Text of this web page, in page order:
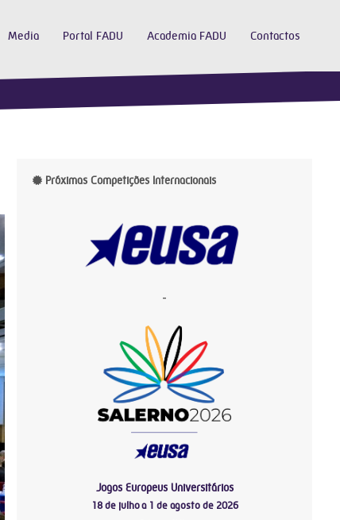
Media Portal FADU Academia FADU Contactos
Próximas Competições Internacionais
-
Jogos Europeus Universitários
18 de julho a 1 de agosto de 2026